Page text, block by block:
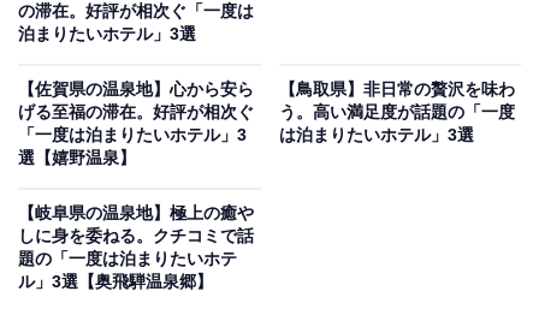
Webサイトより）
利根川源流沿いに建つ「松乃井」は、谷川岳を望む壮大
なロケーションと1万坪を誇る日本庭園「華松園」が魅
温泉」は、加水なしの源泉かけ流しで、5つの貸切風呂
を含む多彩な湯殿で堪能できます。食事は信頼できる生
産者から仕入れた「安全・新鮮・美味」な食材にこだわ
の滞在。好評が相次ぐ「一度は
泊まりたいホテル」3選
【佐賀県の温泉地】心から安ら
げる至福の滞在。好評が相次ぐ
「一度は泊まりたいホテル」3
選【嬉野温泉】
【鳥取県】非日常の贅沢を味わ
う。高い満足度が話題の「一度
は泊まりたいホテル」3選
【岐阜県の温泉地】極上の癒や
しに身を委ねる。クチコミで話
題の「一度は泊まりたいホテ
ル」3選【奥飛騨温泉郷】